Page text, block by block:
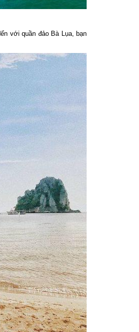
với quần đảo Bà Lụa, bạn